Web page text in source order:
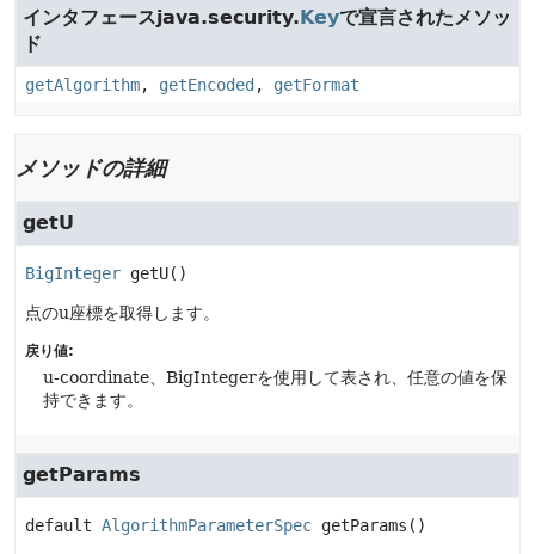
インタフェースjava.security.Keyで宣言されたメソッ
ド
getAlgorithm, getEncoded , getFormat
メソッドの詳細
getU
BigInteger getU()
点のu座標を取得します。
戻り値:
u-coordinate、BigIntegerを使用して表され、任意の値を保
持できます。
getParams
default AlgorithmParameterSpec getParams ()